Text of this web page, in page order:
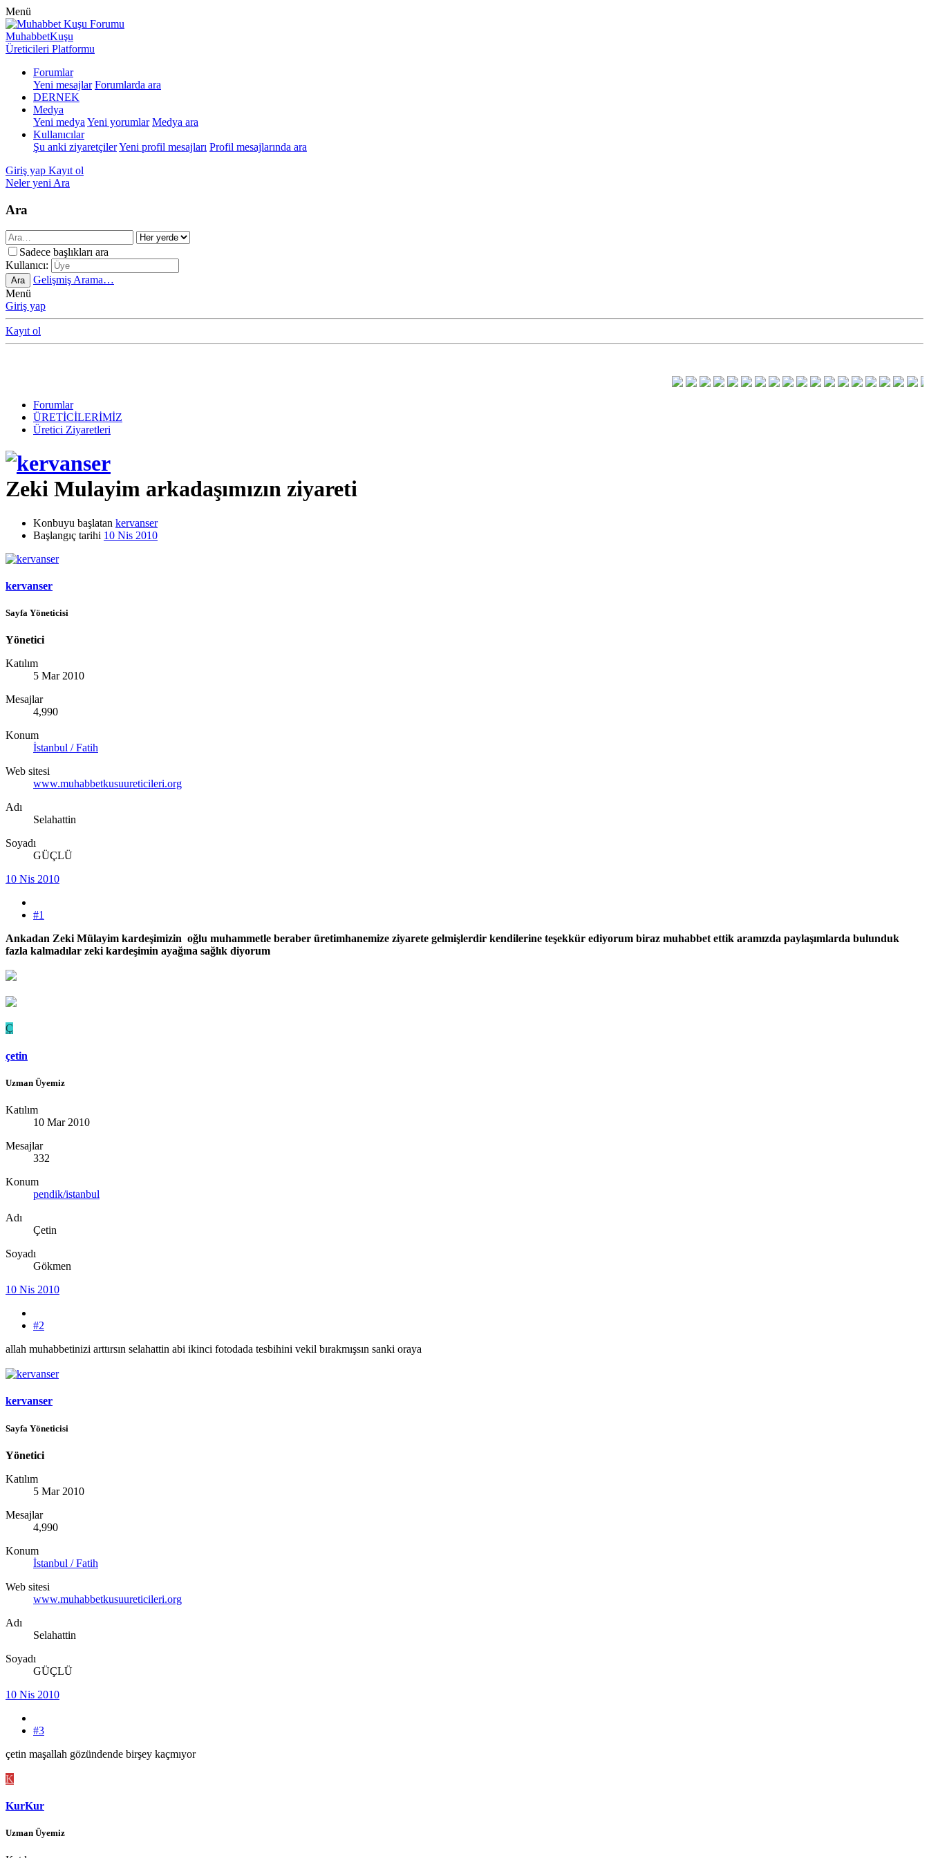
Menü
MuhabbetKuşu
Üreticileri Platformu
Forumlar
Yeni mesajlar Forumlarda ara
DERNEK
Medya
Yeni medya Yeni yorumlar Medya ara
Kullanıcılar
Şu anki ziyaretçilerYeni profil mesajları Profil mesajlarında ara
Giriş yap Kayıt ol
Neler yeni Ara
Ara
Sadece başlıkları ara
Kullanıcı:
Ara
Gelişmiş Arama…
Menü
Giriş yap
Kayıt ol
Forumlar
ÜRETİCİLERİMİZ
Üretici Ziyaretleri
Zeki Mulayim arkadaşımızın ziyareti
Konbuyu başlatan kervanser
Başlangıç tarihi 10 Nis 2010
kervanser
Sayfa Yöneticisi
Yönetici
Katılım
5 Mar 2010
Mesajlar
4,990
Konum
İstanbul / Fatih
Web sitesi
www.muhabbetkusuureticileri.org
Adı
Selahattin
Soyadı
GÜÇLÜ
10 Nis 2010
#1
Ankadan Zeki Mülayim kardeşimizin oğlu muhammetle beraber üretimhanemize ziyarete gelmişlerdir kendilerine teşekkür ediyorum biraz muhabbet ettik aramızda paylaşımlarda bulunduk
fazla kalmadılar zeki kardeşimin ayağına sağlık diyorum
Ç
çetin
Uzman Üyemiz
Katılım
10 Mar 2010
Mesajlar
332
Konum
pendik/istanbul
Adı
Çetin
Soyadı
Gökmen
10 Nis 2010
#2
allah muhabbetinizi arttırsın selahattin abi ikinci fotodada tesbihini vekil bırakmışsın sanki oraya
kervanser
Sayfa Yöneticisi
Yönetici
Katılım
5 Mar 2010
Mesajlar
4,990
Konum
İstanbul / Fatih
Web sitesi
www.muhabbetkusuureticileri.org
Adı
Selahattin
Soyadı
GÜÇLÜ
10 Nis 2010
#3
çetin maşallah gözündende birşey kaçmıyor
K
KurKur
Uzman Üyemiz